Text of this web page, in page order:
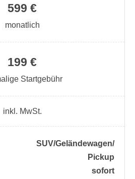
199 €
Startgebühr
599 €
monatlich
inkl. MwSt.
SUV/​Geländewagen/​
Pickup
sofort